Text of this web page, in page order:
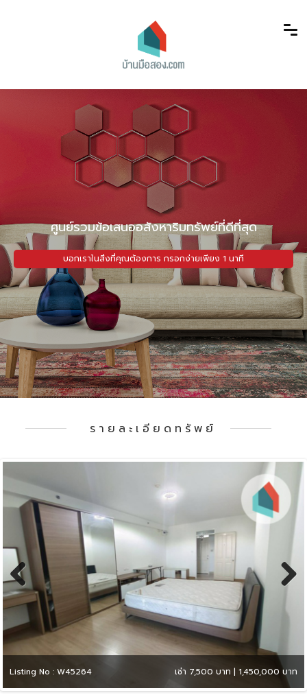
ศูนย์รวมข้อเสนออสังหาริมทรัพย์ที่ดีที่สุด
บอกเราในสิ่งที่คุณต้องการ กรอกง่ายเพียง 1 นาที
รายละเอียดทรัพย์
Listing No : W45264 เช่า 7,500 บาท | 1,450,000 บาท
Previous